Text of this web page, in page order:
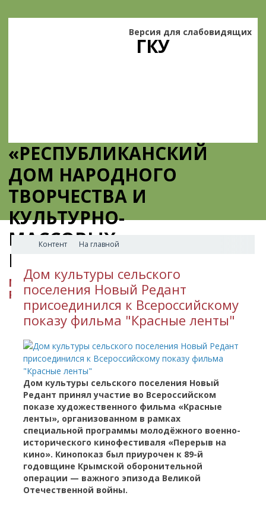
ГКУ
«РЕСПУБЛИКАНСКИЙ
ДОМ НАРОДНОГО
ТВОРЧЕСТВА И
КУЛЬТУРНО-
МАССОВЫХ
МЕРОПРИЯТИЙ»
МИНИСТЕРСТВО КУЛЬТУРЫ
РЕСПУБЛИКИ ИНГУШЕТИЯ
Версия для слабовидящих
Контент На главной
​Дом культуры сельского
поселения Новый Редант
присоединился к Всероссийскому
показу фильма "Красные ленты"
Дом культуры сельского поселения Новый
Редант принял участие во Всероссийском
показе художественного фильма «Красные
ленты», организованном в рамках
специальной программы молодёжного военно-
исторического кинофестиваля «Перерыв на
кино». Кинопоказ был приурочен к 89-й
годовщине Крымской оборонительной
операции — важного эпизода Великой
Отечественной войны.